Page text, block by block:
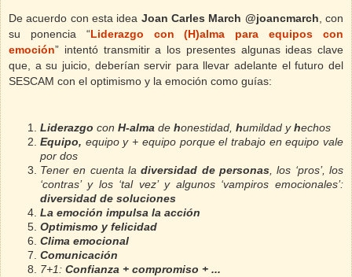
De acuerdo con esta idea Joan Carles March @joancmarch , con
su ponencia “Liderazgo con (H)alma para equipos con
emoción” intentó transmitir a los presentes algunas ideas clave
que, asu juicio, deberían servir para llevar adelante el futuro del
SESCAM con el optimismo y la emoción como guías:
Liderazgo con H-alma de honestidad, humildad yhechos
Equipo, equipo y + equipo porque el trabajo en equipo vale
por dos
Tener en cuenta ladiversidad de personas , los ‘pros’, los
‘contras’ y los ‘tal vez’ y algunos ‘vampiros emocionales’:
diversidad de soluciones
La emoción impulsa la acción
Optimismo y felicidad
Clima emocional
Comunicación
7+1: Confianza + compromiso + ...